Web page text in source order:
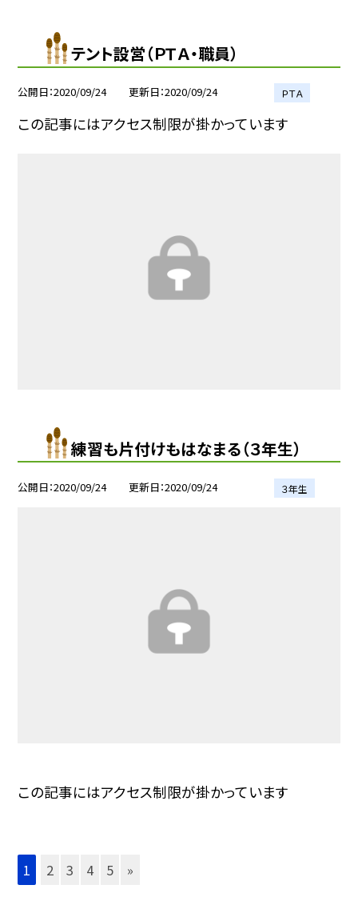
テント設営（ＰＴＡ・職員）
公開日 2020/09/24 更新日 2020/09/24 ＰＴＡ
この記事にはアクセス制限が掛かっています
練習も片付けもはなまる（３年生）
公開日 2020/09/24 更新日 2020/09/24 ３年生
この記事にはアクセス制限が掛かっています
1 2 3 4 5 »